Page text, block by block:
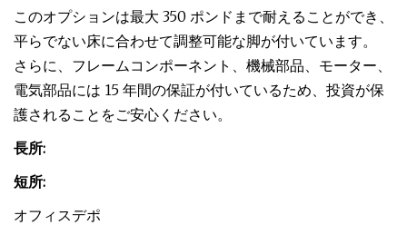
このオプションは最大 350 ポンドまで耐えることができ、
平らでない床に合わせて調整可能な脚が付いています。
さらに、フレームコンポーネント、機械部品、モーター、
電気部品には 15 年間の保証が付いているため、投資が保
護されることをご安心ください。
長所:
短所:
オフィスデポ